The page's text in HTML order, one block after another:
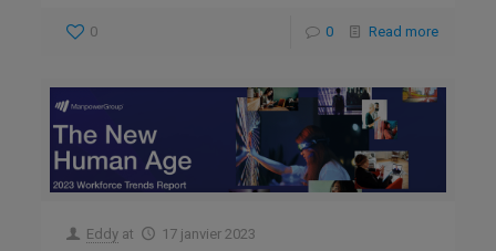
0 0 Read more
Eddy at 17 janvier 2023